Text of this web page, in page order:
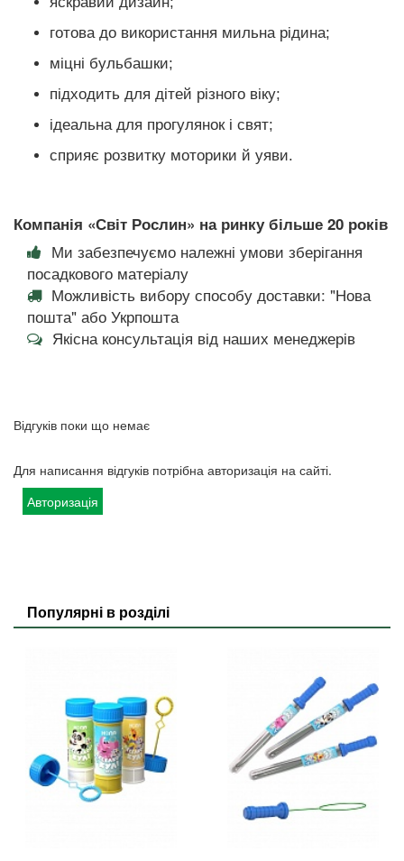
готова до використання мильна рідина;
міцні бульбашки;
підходить для дітей різного віку;
ідеальна для прогулянок і свят;
сприяє розвитку моторики й уяви.
Компанія «Світ Рослин» на ринку більше 20 років
Ми забезпечуємо належні умови зберігання
посадкового матеріалу
Можливість вибору способу доставки: "Нова
пошта" або Укрпошта
Якісна консультація від наших менеджерів
Відгуків поки що немає
Для написання відгуків потрібна авторизація на сайті.
Авторизація
Популярні в розділі